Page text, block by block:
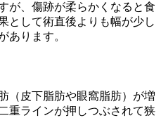
が、傷跡が柔らかくなると食
として術直後よりも幅が少し
あります。
（皮下脂肪や眼窩脂肪）が増
重ラインが押しつぶされて狭